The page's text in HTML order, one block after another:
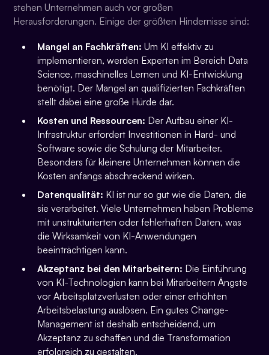
stehen Unternehmen auch vor großen
Herausforderungen. Einige der größten Hindernisse sind:
Mangel an Fachkräften: Um KI effektiv zu
implementieren, werden Experten im Bereich Data
Science, maschinelles Lernen und KI-Entwicklung
benötigt. Der Mangel an qualifizierten Fachkräften
stellt dabei eine große Hürde dar.
Kosten und Ressourcen: Der Aufbau einer KI-
Infrastruktur erfordert Investitionen in Hard- und
Software sowie die Schulung der Mitarbeiter.
Besonders für kleinere Unternehmen können die
Kosten anfangs abschreckend wirken.
Datenqualität: KI ist nur so gut wie die Daten, die
sie verarbeitet. Viele Unternehmen haben Probleme
mit unstrukturierten oder fehlerhaften Daten, was
die Wirksamkeit von KI-Anwendungen
beeinträchtigen kann.
Akzeptanz bei den Mitarbeitern: Die Einführung
von KI-Technologien kann bei Mitarbeitern Ängste
vor Arbeitsplatzverlusten oder einer erhöhten
Arbeitsbelastung auslösen. Ein gutes Change-
Management ist deshalb entscheidend, um
Akzeptanz zu schaffen und die Transformation
erfolgreich zu gestalten.